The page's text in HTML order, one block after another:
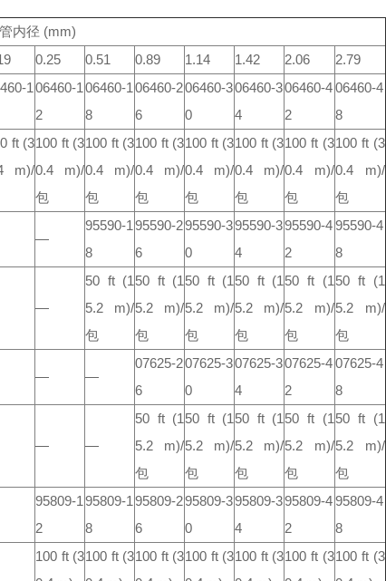
内径 (mm)
0.25 0.51 0.89 1.14 1.42 2.06 2.79
1 06460-1
2
06460-1
8
06460-2
6
06460-3
0
06460-3
4
06460-4
2
06460-4
8
ft(3
m)/
100 ft(3
0.4 m)/
包
100 ft(3
0.4 m)/
包
100 ft(3
0.4 m)/
包
100 ft(3
0.4 m)/
包
100 ft(3
0.4 m)/
包
100 ft (3
0.4 m)/
包
100 ft (3
0.4 m)/
包
—
95590-1
8
95590-2
6
95590-3
0
95590-3
4
95590-4
2
95590-4
8
—
50 ft(1
5.2 m)/
包
50 ft(1
5.2 m)/
包
50 ft(1
5.2 m)/
包
50 ft(1
5.2 m)/
包
50 ft (1
5.2 m)/
包
50 ft (1
5.2 m)/
包
— —
07625-2
6
07625-3
0
07625-3
4
07625-4
2
07625-4
8
— —
50 ft(1
5.2 m)/
包
50 ft(1
5.2 m)/
包
50 ft(1
5.2 m)/
包
50 ft (1
5.2 m)/
包
50 ft (1
5.2 m)/
包
95809-1
2
95809-1
8
95809-2
6
95809-3
0
95809-3
4
95809-4
2
95809-4
8
100 ft(3100 ft(3100 ft(3100 ft(3100 ft(3100 ft (3100 ft (3